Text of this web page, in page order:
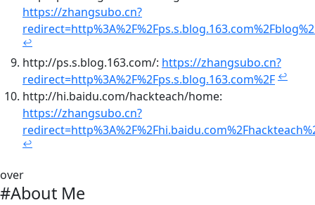
https://zhangsubo.cn?
↩
http://ps.s.blog.163.com/: https://zhangsubo.cn?
redirect=http%3A%2F%2Fps.s.blog.163.com%2F ↩
http://hi.baidu.com/hackteach/home:
https://zhangsubo.cn?
↩
over
#About Me